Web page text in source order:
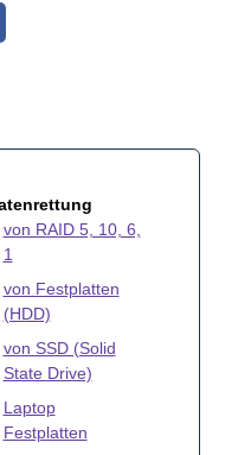
von RAID 5, 10, 6,
1
von Festplatten
(HDD)
von SSD (Solid
State Drive)
Laptop
Festplatten